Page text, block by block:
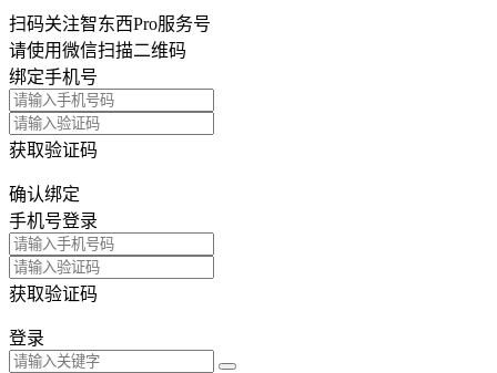
扫码关注智东西Pro服务号
请使用微信扫描二维码
绑定手机号
获取验证码
确认绑定
手机号登录
获取验证码
登录